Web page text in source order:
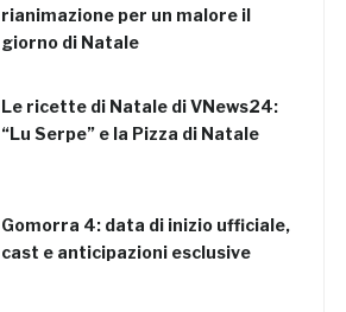
rianimazione per un malore il
giorno di Natale
Le ricette di Natale di VNews24:
“Lu Serpe” e la Pizza di Natale
Gomorra 4: data di inizio ufficiale,
cast e anticipazioni esclusive